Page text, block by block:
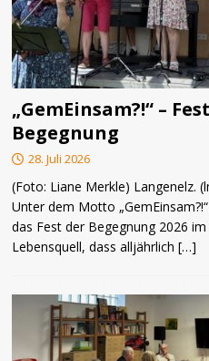
„GemEinsam?!“ –
Begegnung
28. Juli 2026
(Foto: Liane Merkle) Langenelz.
Unter dem Motto
das Fest der Begegnung 2026 im
Lebensquell, dass alljährlich […]